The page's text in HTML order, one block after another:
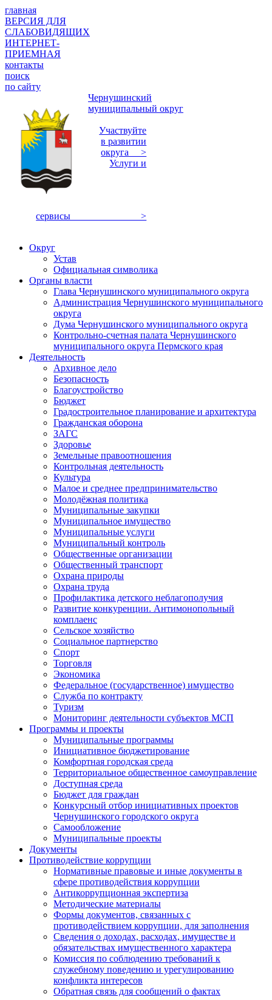
главная
ВЕРСИЯ ДЛЯ
СЛАБОВИДЯЩИХ
ИНТЕРНЕТ-
ПРИЕМНАЯ
контакты
поиск
по сайту
Чернушинский
муниципальный округ
Участвуйте
в развитии
округа >
Услуги и
сервисы >
Округ
Устав
Официальная символика
Органы власти
Глава Чернушинского муниципального округа
Администрация Чернушинского муниципального
округа
Дума Чернушинского муниципального округа
Контрольно-счетная палата Чернушинского
муниципального округа Пермского края
Деятельность
Архивное дело
Безопасность
Благоустройство
Бюджет
Градостроительное планирование и архитектура
Гражданская оборона
ЗАГС
Здоровье
Земельные правоотношения
Контрольная деятельность
Культура
Малое и среднее предпринимательство
Молодёжная политика
Муниципальные закупки
Муниципальное имущество
Муниципальные услуги
Муниципальный контроль
Общественные организации
Общественный транспорт
Охрана природы
Охрана труда
Профилактика детского неблагополучия
Развитие конкуренции. Антимонопольный
комплаенс
Сельское хозяйство
Социальное партнерство
Спорт
Торговля
Экономика
Федеральное (государственное) имущество
Служба по контракту
Туризм
Мониторинг деятельности субъектов МСП
Программы и проекты
Муниципальные программы
Инициативное бюджетирование
Комфортная городская среда
Территориальное общественное самоуправление
Доступная среда
Бюджет для граждан
Конкурсный отбор инициативных проектов
Чернушинского городского округа
Самообложение
Муниципальные проекты
Документы
Противодействие коррупции
Нормативные правовые и иные документы в
сфере противодействия коррупции
Антикоррупционная экспертиза
Методические материалы
Формы документов, связанных с
противодействием коррупции, для заполнения
Сведения о доходах, расходах, имуществе и
обязательствах имущественного характера
Комиссия по соблюдению требований к
служебному поведению и урегулированию
конфликта интересов
Обратная связь для сообщений о фактах